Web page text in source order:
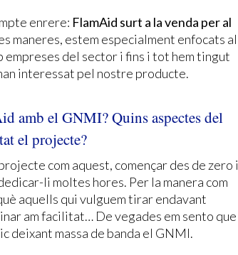
enrere: FlamAid surt a la venda per al
maneres, estem especialment enfocats al
empreses del sector i fins i tot hem tingut
interessat pel nostre producte.
amb el GNMI? Quins aspectes del
el projecte?
com aquest, començar des de zero i
li moltes hores. Per la manera com
aquells qui vulguem tirar endavant
am facilitat… De vegades em sento que
deixant massa de banda el GNMI.